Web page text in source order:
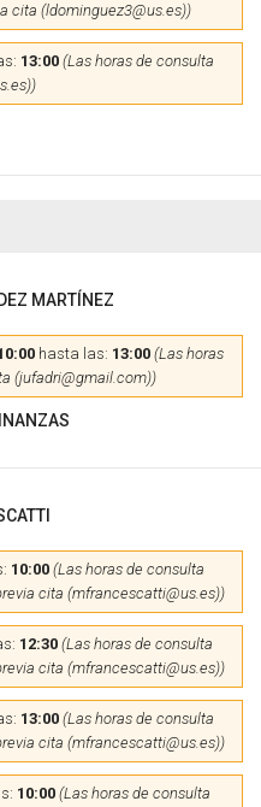
cita (ldominguez3@us.es))
13:00 (Las horas de consulta
MARTÍNEZ
hasta las: 13:00 (Las horas
(jufadri@gmail.com))
10:00 (Las horas de consulta
cita (mfrancescatti@us.es))
12:30 (Las horas de consulta
cita (mfrancescatti@us.es))
13:00 (Las horas de consulta
cita (mfrancescatti@us.es))
10:00 (Las horas de consulta